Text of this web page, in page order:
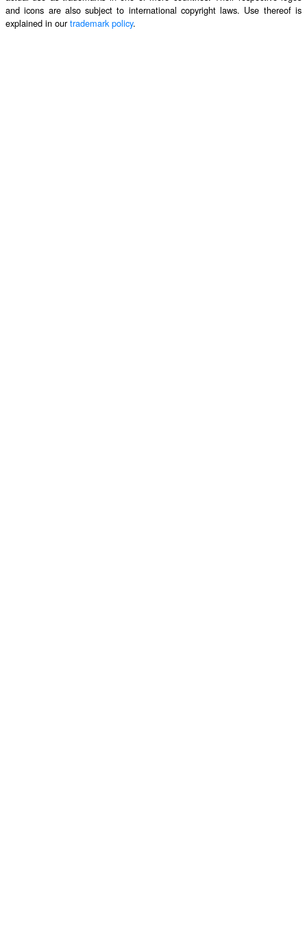
and icons are also subject to international copyright laws. Use thereof is
explained in ourtrademark policy.